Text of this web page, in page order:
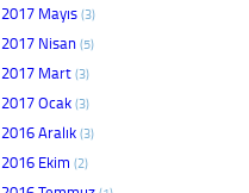
2017 Mayıs (3)
2017 Nisan (5)
2017 Mart (3)
2017 Ocak (3)
2016 Aralık (3)
2016 Ekim (2)